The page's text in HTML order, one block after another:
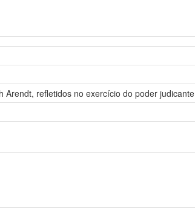
refletidos no exercício do poder judicante